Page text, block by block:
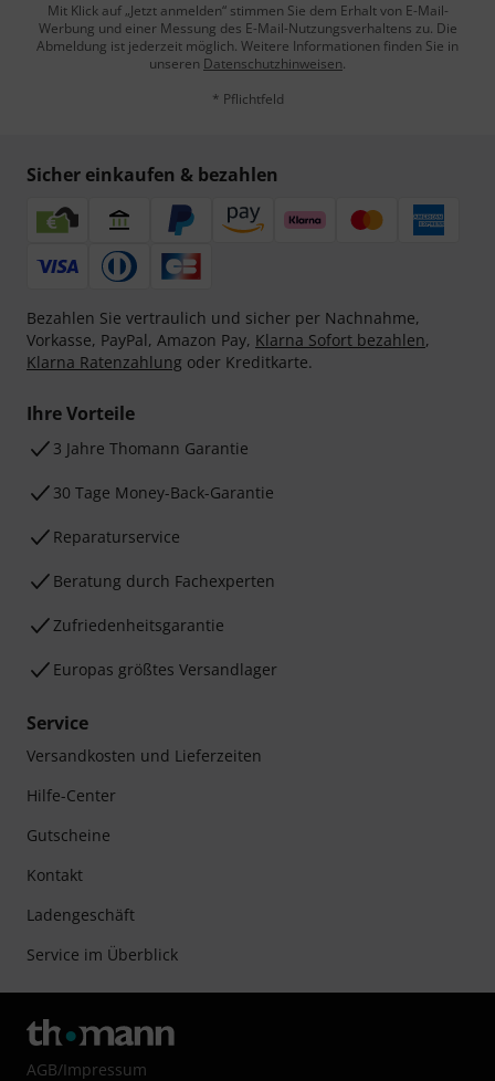
Mit Klick auf „Jetzt anmelden“ stimmen Sie dem Erhalt von E-Mail-
Werbung und einer Messung des E-Mail-Nutzungsverhaltens zu. Die
Abmeldung ist jederzeit möglich. Weitere Informationen finden Sie in
unseren Datenschutzhinweisen.
* Pflichtfeld
Sicher einkaufen & bezahlen
Bezahlen Sie vertraulich und sicher per Nachnahme,
Vorkasse, PayPal, Amazon Pay, Klarna Sofort bezahlen,
Klarna Ratenzahlung oder Kreditkarte.
Ihre Vorteile
3 Jahre Thomann Garantie
30 Tage Money-Back-Garantie
Reparaturservice
Beratung durch Fachexperten
Zufriedenheitsgarantie
Europas größtes Versandlager
Service
Versandkosten und Lieferzeiten
Hilfe-Center
Gutscheine
Kontakt
Ladengeschäft
Service im Überblick
AGB/Impressum